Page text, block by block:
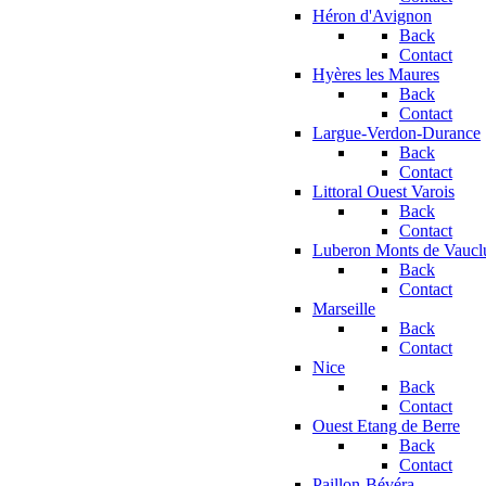
Héron d'Avignon
Back
Contact
Hyères les Maures
Back
Contact
Largue-Verdon-Durance
Back
Contact
Littoral Ouest Varois
Back
Contact
Luberon Monts de
Back
Contact
Marseille
Back
Contact
Nice
Back
Contact
Ouest Etang de Berre
Back
Contact